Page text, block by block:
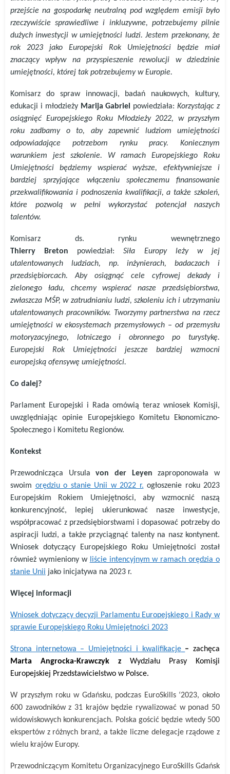
przejście na gospodarkę neutralną pod względem emisji było
rzeczywiście sprawiedliwe i inkluzywne, potrzebujemy pilnie
dużych inwestycji w umiejętności ludzi. Jestem przekonany, że
rok 2023 jako Europejski Rok Umiejętności będzie miał
znaczący wpływ na przyspieszenie rewolucji w dziedzinie
umiejętności, której tak potrzebujemy w Europie.
Komisarz do spraw innowacji, badań naukowych, kultury,
edukacji i młodzieży Marija Gabriel powiedziała:Korzystając z
osiągnięć Europejskiego Roku Młodzieży 2022, w przyszłym
roku zadbamy o to, aby zapewnić ludziom umiejętności
odpowiadające potrzebom rynku pracy. Koniecznym
warunkiem jest szkolenie. W ramach Europejskiego Roku
Umiejętności będziemy wspierać wyższe, efektywniejsze i
bardziej sprzyjające włączeniu społecznemu finansowanie
przekwalifikowania i podnoszenia kwalifikacji, a także szkoleń,
które pozwolą w pełni wykorzystać potencjał naszych
talentów.
Komisarz ds. rynku wewnętrznego
Thierry
Breton powiedział:Siła Europy leży w jej
utalentowanych ludziach, np. inżynierach, badaczach i
przedsiębiorcach. Aby osiągnąć cele cyfrowej dekady i
zielonego ładu, chcemy wspierać nasze przedsiębiorstwa,
zwłaszcza MŚP, w zatrudnianiu ludzi, szkoleniu ich i utrzymaniu
utalentowanych pracowników. Tworzymy partnerstwa na rzecz
umiejętności w ekosystemach przemysłowych – od przemysłu
motoryzacyjnego, lotniczego i obronnego po turystykę.
Europejski Rok Umiejętności jeszcze bardziej wzmocni
europejską ofensywę umiejętności.
Co dalej?
Parlament Europejski i Rada omówią teraz wniosek Komisji,
uwzględniając opinie Europejskiego Komitetu Ekonomiczno-
Społecznego i Komitetu Regionów.
Kontekst
Przewodnicząca Ursulavon der Leyen zaproponowała w
swoim orędziu o stanie Unii w 2022 r. ogłoszenie roku 2023
Europejskim Rokiem Umiejętności, aby wzmocnić naszą
konkurencyjność, lepiej ukierunkować nasze inwestycje,
współpracować z przedsiębiorstwami i dopasować potrzeby do
aspiracji ludzi, a także przyciągnąć talenty na nasz kontynent.
Wniosek dotyczący Europejskiego Roku Umiejętności został
również wymieniony w liście intencyjnym w ramach orędzia o
stanie Unii jako inicjatywa na 2023 r.
Więcej informacji
Wniosek dotyczący decyzji Parlamentu Europejskiego i Rady w
sprawie Europejskiego Roku Umiejętności 2023
Strona internetowa – Umiejętności i kwalifikacje –zachęca
Marta Angrocka-Krawczyk z Wydziału Prasy Komisji
Europejskiej Przedstawicielstwo w Polsce.
W przyszłym roku w Gdańsku, podczas EuroSkills ‘2023, około
600 zawodników z 31 krajów będzie rywalizować w ponad 50
widowiskowych konkurencjach. Polska gościć będzie wtedy 500
ekspertów z różnych branż, a także liczne delegacje rządowe z
wielu krajów Europy.
Przewodniczącym Komitetu Organizacyjnego EuroSkills Gdańsk